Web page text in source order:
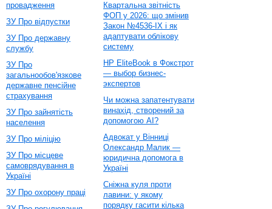
провадження
ЗУ Про відпустки
ЗУ Про державну
службу
ЗУ Про
загальнообов'язкове
державне пенсійне
страхування
ЗУ Про зайнятість
населення
ЗУ Про міліцію
ЗУ Про місцеве
самоврядування в
Україні
ЗУ Про охорону праці
Квартальна звітність
ФОП у 2026: що змінив
Закон №4536-IX і як
адаптувати облікову
систему
HP EliteBook в Фокстрот
— выбор бизнес-
экспертов
Чи можна запатентувати
винахід, створений за
допомогою AI?
Адвокат у Вінниці
Олександр Малик —
юридична допомога в
Україні
Сніжна куля проти
лавини: у якому
порядку гасити кілька